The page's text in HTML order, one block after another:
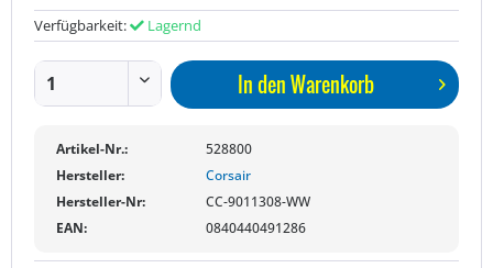
Verfügbarkeit:
Lagernd
In denWarenkorb
Artikel-Nr.:
528800
Hersteller:
Corsair
Hersteller-Nr:
CC-9011308-WW
EAN:
0840440491286